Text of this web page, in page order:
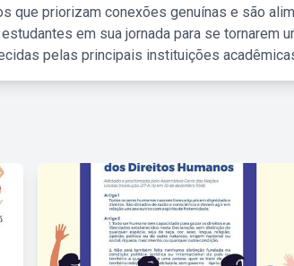
que priorizam conexões genuínas e são
em sua jornada para se tornarem
pelas principais instituições